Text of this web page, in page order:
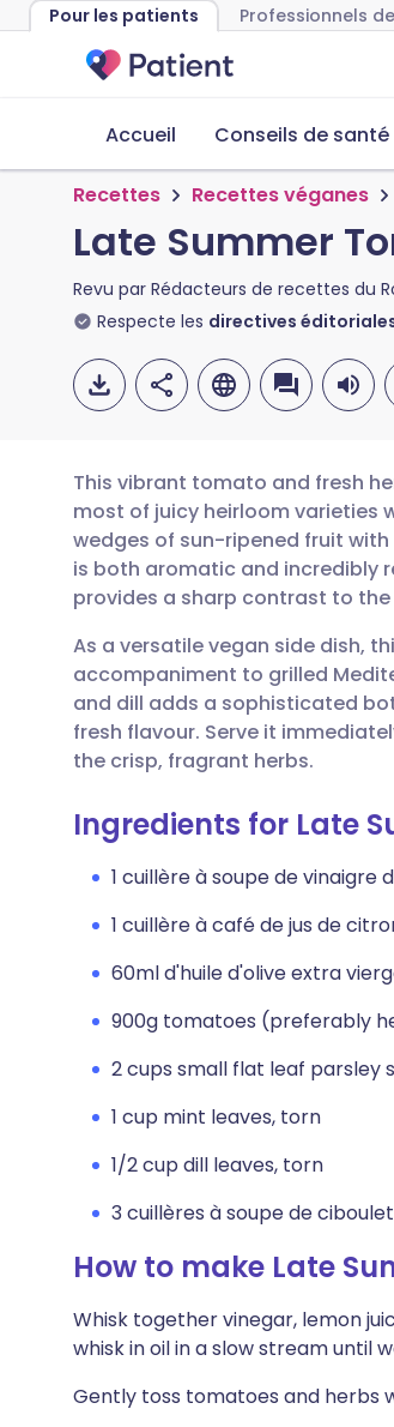
Pour les patients Professionnels
Accueil Conseils de santé
Recettes Recettes véganes
Late Summer
Revu par Rédacteurs de recettes du
Respecte les directives
Partager par
Partager sur
Partager via
Partager via X
Partager via
Copier le lien
🇬🇧 English
🇪🇸 Español
🇮🇹 Italiano
🇮🇳 हिन्दी
🇸🇦 عربي
This vibrant tomato and fresh
most of juicy heirloom varieties
wedges of sun-ripened fruit
is both aromatic and incredibly
provides a sharp contrast to
As a versatile vegan side dish,
accompaniment to grilled
and dill adds a sophisticated
fresh flavour. Serve it
the crisp, fragrant herbs.
Ingredients for Late
1 cuillère à soupe de vinaigre
1 cuillère à café de jus de
60ml d'huile d'olive extra
900g tomatoes (preferably
2 cups small flat leaf parsley
1 cup mint leaves, torn
1/2 cup dill leaves, torn
3 cuillères à soupe de
How to make Late
Whisk together vinegar, lemon
whisk in oil in a slow stream until
Gently toss tomatoes and herbs